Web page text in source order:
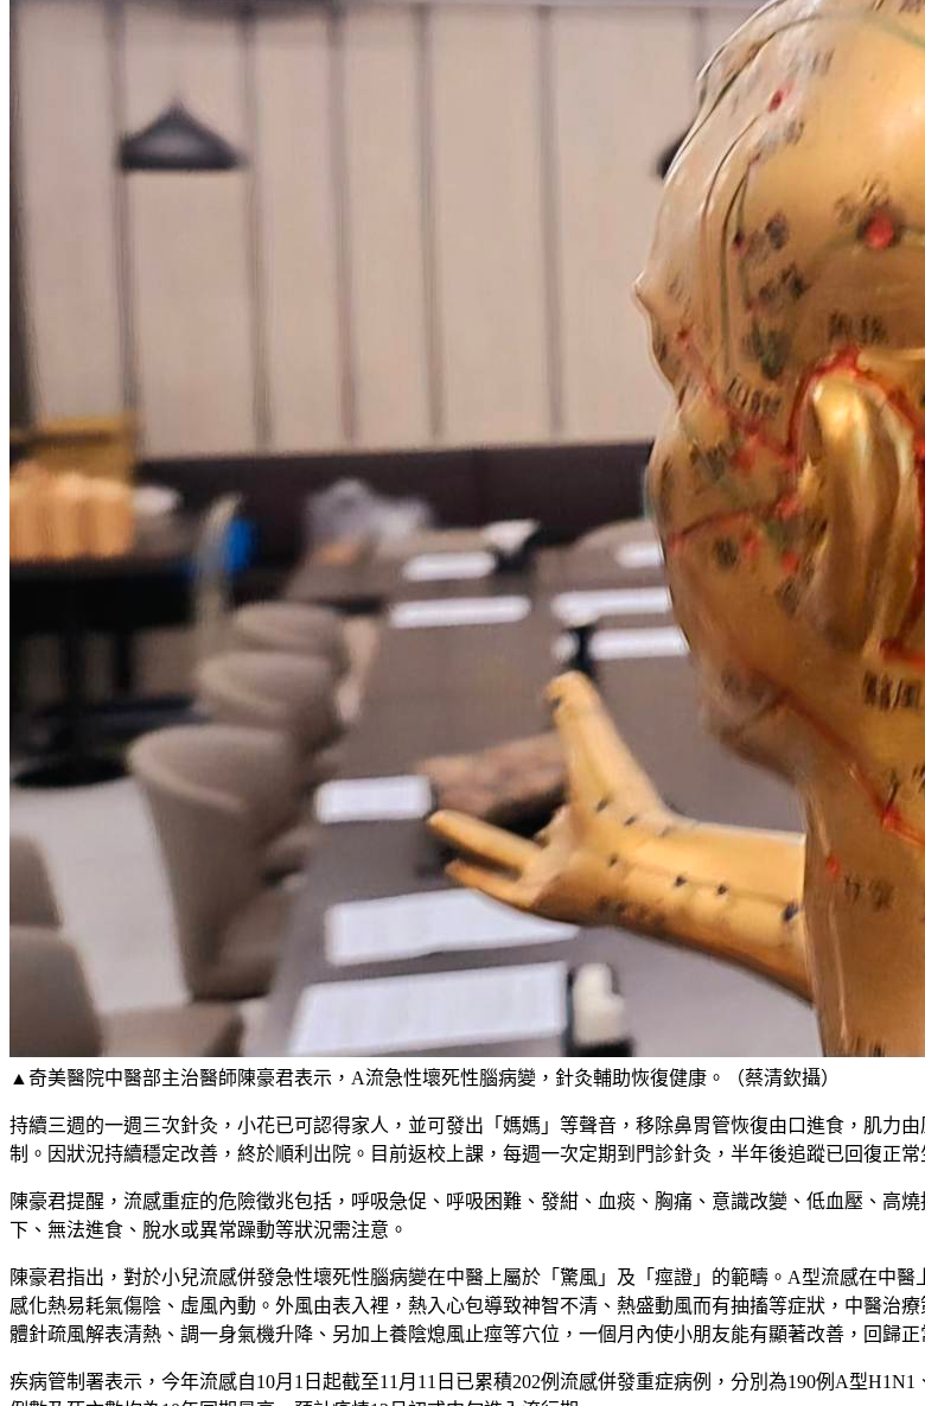
▲奇美醫院中醫部主治醫師陳豪君表示，A流急性壞死性腦病變，針灸輔助恢復健康。（蔡清欽攝）
持續三週的一週三次針灸，小花已可認得家人，並可發出「媽媽」等聲音，移除鼻胃管恢復由口進食，肌力
制。因狀況持續穩定改善，終於順利出院。目前返校上課，每週一次定期到門診針灸，半年後追蹤已回復正常
陳豪君提醒，流感重症的危險徵兆包括，呼吸急促、呼吸困難、發紺、血痰、胸痛、意識改變、低血壓、高
下、無法進食、脫水或異常躁動等狀況需注意。
陳豪君指出，對於小兒流感併發急性壞死性腦病變在中醫上屬於「驚風」及「痙證」的範疇。A型流感在中
感化熱易耗氣傷陰、虛風內動。外風由表入裡，熱入心包導致神智不清、熱盛動風而有抽搐等症狀，中醫治
體針疏風解表清熱、調一身氣機升降、另加上養陰熄風止痙等穴位，一個月內使小朋友能有顯著改善，回歸正
疾病管制署表示，今年流感自10月1日起截至11月11日已累積202例流感併發重症病例，分別為190例A型